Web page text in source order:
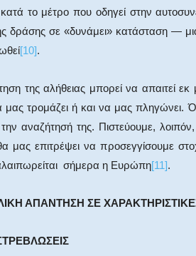
το μέτρο που οδηγεί στην
δράσης σε «δυνάμει» κατάσταση —
[10].
της αλήθειας μπορεί να απαιτεί
τρομάζει ή και να μας πληγώνει.
αναζήτησή της. Πιστεύουμε,
μας επιτρέψει να προσεγγίσουμε
σήμερα η Ευρώπη[11].
ΑΠΑΝΤΗΣΗ ΣΕ